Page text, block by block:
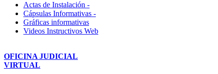
Actas de Instalación -
Cápsulas Informativas -
Gráficas informativas
Videos Instructivos Web
OFICINA JUDICIAL
VIRTUAL